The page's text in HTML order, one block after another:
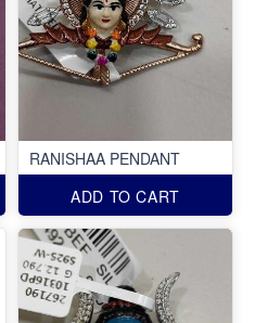
RANISHAA PENDANT
ADD TO CART